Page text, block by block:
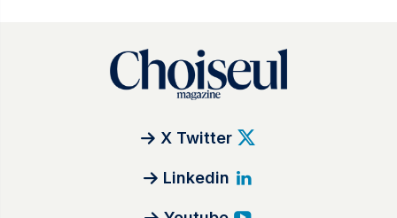
X Twitter
Linkedin